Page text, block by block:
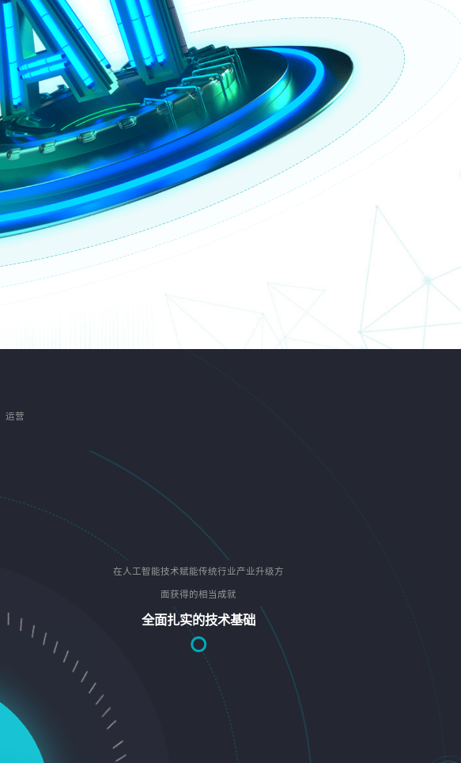
运营
在人工智能技术赋能传统行业产业升级方
面获得的相当成就
全面扎实的技术基础